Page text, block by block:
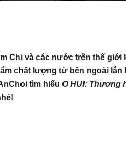
Chi và các nước trên thế giới
chất lượng từ bên ngoài lẫn
tìm hiểu O HUI: Thương